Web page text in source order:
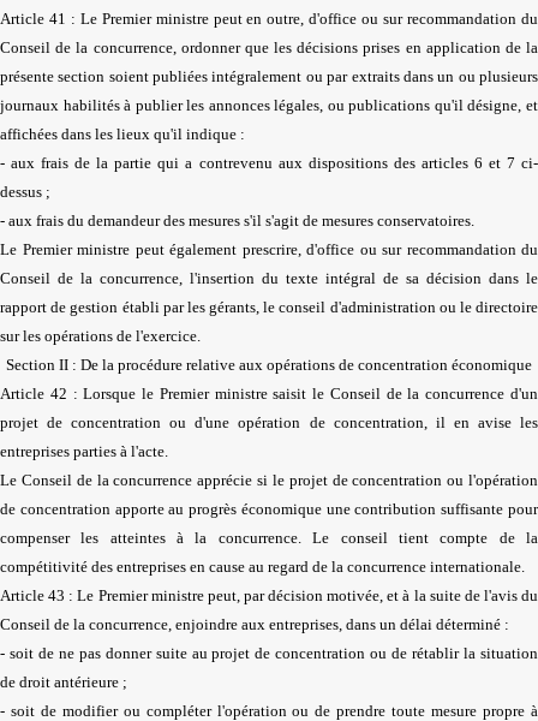
Article 41 : Le Premier ministre peut en outre, d'office ou sur recommandation du
Conseil de la concurrence, ordonner que les décisions prises en application de la
présente section soient publiées intégralement ou par extraits dans un ou plusieurs
journaux habilités à publier les annonces légales, ou publications qu'il désigne, et
affichées dans les lieux qu'il indique :
- aux frais de la partie qui a contrevenu aux dispositions des articles 6 et 7 ci-
dessus ;
- aux frais du demandeur des mesures s'il s'agit de mesures conservatoires.
Le Premier ministre peut également prescrire, d'office ou sur recommandation du
Conseil de la concurrence, l'insertion du texte intégral de sa décision dans le
rapport de gestion établi par les gérants, le conseil d'administration ou le directoire
sur les opérations de l'exercice.
Section II : De la procédure relative aux opérations de concentration économique
Article 42 : Lorsque le Premier ministre saisit le Conseil de la concurrence d'un
projet de concentration ou d'une opération de concentration, il en avise les
entreprises parties à l'acte.
Le Conseil de la concurrence apprécie si le projet de concentration ou l'opération
de concentration apporte au progrès économique une contribution suffisante pour
compenser les atteintes à la concurrence. Le conseil tient compte de la
compétitivité des entreprises en cause au regard de la concurrence internationale.
Article 43 : Le Premier ministre peut, par décision motivée, et à la suite de l'avis du
Conseil de la concurrence, enjoindre aux entreprises, dans un délai déterminé :
- soit de ne pas donner suite au projet de concentration ou de rétablir la situation
de droit antérieure ;
- soit de modifier ou compléter l'opération ou de prendre toute mesure propre à